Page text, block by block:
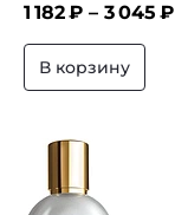
1 182₽ – 3 045 ₽
В корзину